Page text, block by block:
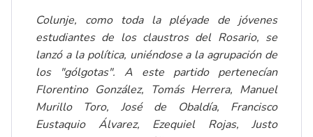
Colunje, como toda la pléyade de jóvenes
estudiantes de los claustros del Rosario, se
lanzó a la política, uniéndose a la agrupación de
los "gólgotas". A este partido pertenecían
Florentino González, Tomás Herrera, Manuel
Murillo Toro, José de Obaldía, Francisco
Eustaquio Álvarez, Ezequiel Rojas, Justo